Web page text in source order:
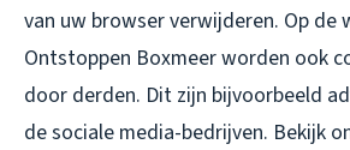
van uw browser verwijderen. Op de
Ontstoppen Boxmeer worden ook
door derden. Dit zijn bijvoorbeeld
de sociale media-bedrijven. Bekijk